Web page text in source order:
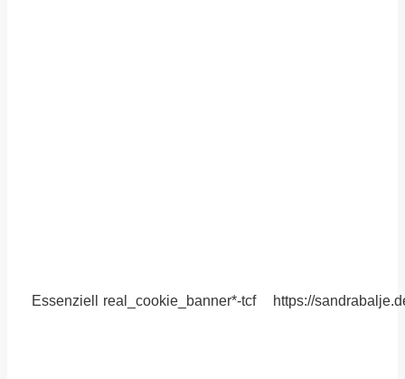
Essenziell real_cookie_banner*-tcf https://